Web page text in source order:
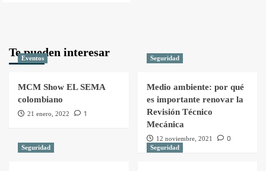
Te pueden interesar
Eventos
MCM Show EL SEMA
colombiano
21 enero, 2022 1
Seguridad
Medio ambiente: por qué
es importante renovar la
Revisión Técnico
Mecánica
12 noviembre, 2021 0
Seguridad Seguridad